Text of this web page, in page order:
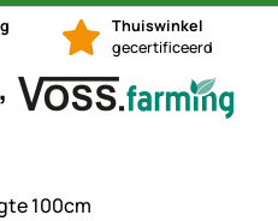
Thuiswinkel
gecertificeerd
100cm